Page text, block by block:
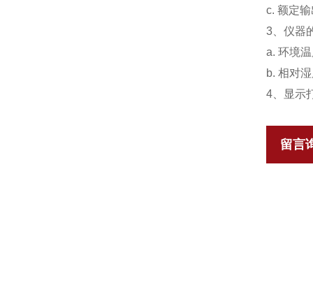
c. 额定
3、仪器
a. 环境
b. 相对
4、显示
留言